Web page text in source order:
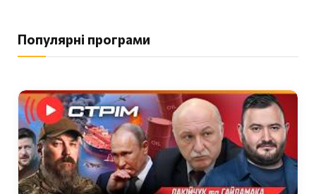
Популярні програми